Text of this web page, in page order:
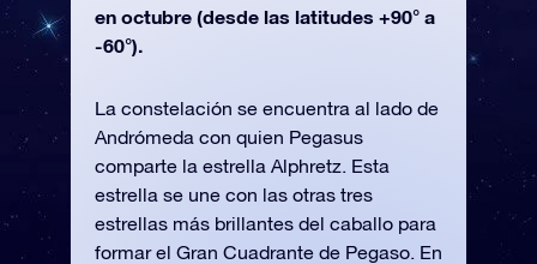
en octubre (desde las latitudes +90° a
-60°).
La constelación se encuentra al lado de
Andrómeda con quien Pegasus
comparte la estrella Alphretz. Esta
estrella se une con las otras tres
estrellas más brillantes del caballo para
formar el Gran Cuadrante de Pegaso. En